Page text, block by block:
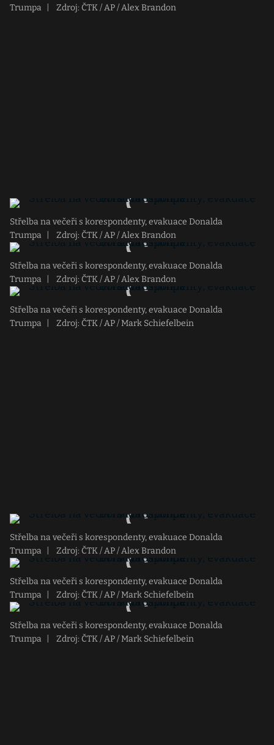
Trumpa
Zdroj: ČTK / AP / Alex Brandon
Střelba na večeři s korespondenty, evakuace Donalda
Trumpa
Zdroj: ČTK / AP / Alex Brandon
Střelba na večeři s korespondenty, evakuace Donalda
Trumpa
Zdroj: ČTK / AP / Alex Brandon
Střelba na večeři s korespondenty, evakuace Donalda
Trumpa
Zdroj: ČTK / AP / Mark Schiefelbein
Střelba na večeři s korespondenty, evakuace Donalda
Trumpa
Zdroj: ČTK / AP / Alex Brandon
Střelba na večeři s korespondenty, evakuace Donalda
Trumpa
Zdroj: ČTK / AP / Mark Schiefelbein
Střelba na večeři s korespondenty, evakuace Donalda
Trumpa
Zdroj: ČTK / AP / Mark Schiefelbein